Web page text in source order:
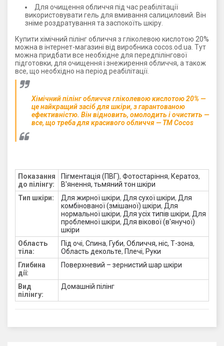
Для очищення обличчя під час реабілітації
використовувати гель для вмивання салициловий. Він
зніме роздратування та заспокоїть шкіру.
Купити хімічний пілінг обличчя з гліколевою кислотою 20%
можна в інтернет-магазині від виробника cocos.od.ua. Тут
можна придбати все необхідне для передпілінгової
підготовки, для очищення і знежирення обличчя, а також
все, що необхідно на період реабілітації.
Хімічний пілінг обличчя гліколевою кислотою 20% —
це найкращий засіб для шкіри, з гарантованою
ефективністю. Він відновить, омолодить і очистить —
все, що треба для красивого обличчя — ТМ Cocos
Показання
до пілінгу:
Пігментація (ПВГ), Фотостаріння, Кератоз,
В'янення, тьмяний тон шкіри
Тип шкіри:
Для жирної шкіри, Для сухої шкіри, Для
комбінованої (змішаної) шкіри, Для
нормальної шкіри, Для усіх типів шкіри, Для
проблемної шкіри, Для вікової (в'янучої)
шкіри
Область
тіла:
Під очі, Спина, Губи, Обличчя, ніс, Т-зона,
Область декольте, Плечі, Руки
Глибина
дії:
Поверхневий – зернистий шар шкіри
Вид
пілінгу:
Домашній пілінг